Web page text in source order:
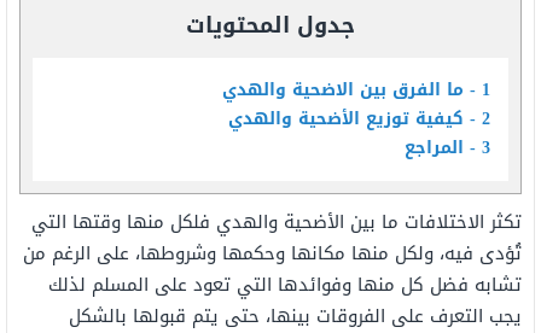
جدول المحتويات
1
ما الفرق بين الاضحية والهدي
2 كيفية توزيع الأضحية والهدي
3 المراجع
تكثر الاختلافات ما بين الأضحية والهدي فلكل منها وقتها التي
تُؤدى فيه، ولكل منها مكانها وحكمها وشروطها، على الرغم من
تشابه فضل كل منها وفوائدها التي تعود على المسلم لذلك
يجب التعرف على الفروقات بينها، حتى يتم قبولها بالشكل